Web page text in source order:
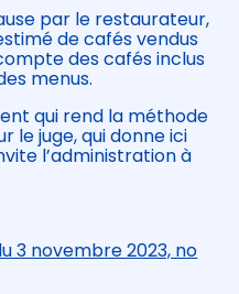
par le restaurateur,
de cafés vendus
des cafés inclus
menus.
qui rend la méthode
le juge, qui donne ici
l’administration à
3 novembre 2023, no